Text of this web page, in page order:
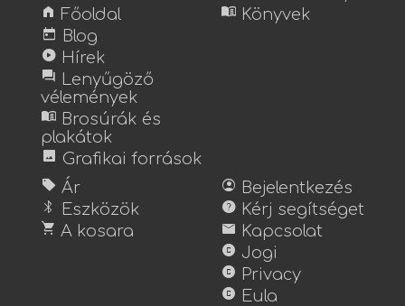
home Főoldal
today Blog
play_circle Hírek
forum Lenyűgöző
vélemények
menu_book Brosúrák és
plakátok
image Grafikai források
menu_book Könyvek
sell Ár
bluetooth Eszközök
shopping_cart A kosara
account_circle Bejelentkezés
help Kérj segítséget
mail Kapcsolat
copyright Jogi
copyright Privacy
copyright Eula